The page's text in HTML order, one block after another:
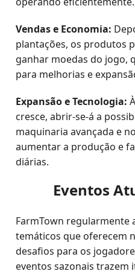
Vendas e Economia:
plantações, os produtos
ganhar moedas do jogo,
para melhorias e
Expansão e Tecnologia:
cresce, abrir-se-á a
maquinaria avançada e
aumentar a produção e
diárias.
Eventos
FarmTown regularmente
temáticos que oferecem
desafios para os
eventos sazonais trazem